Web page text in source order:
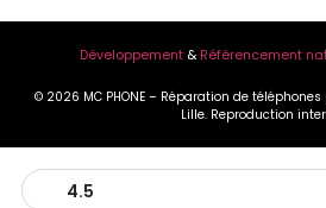
© 2026 MC PHONE – Réparation de
Lille. Reproduction
Développement& Référencement
4.5